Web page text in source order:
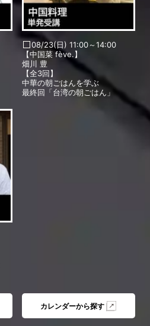
08/23(日) 11:00～14:00
【中国菜 fève.】
畑川 豊
【全3回】
中華の朝ごはんを学ぶ
最終回「台湾の朝ごはん」
カレンダーから探す